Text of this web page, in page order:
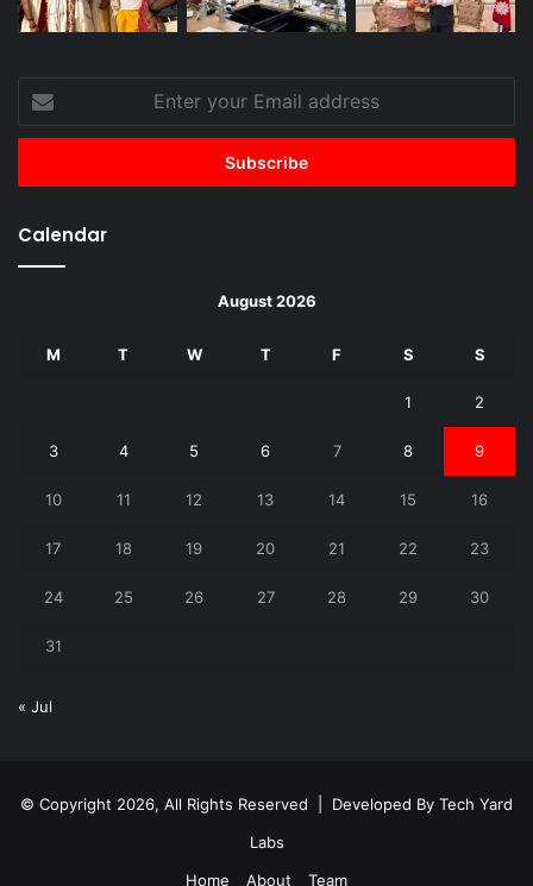
Enter
your
Email
Calendar
August 2026
M T W T F S S
1 2
3 4 5 6 7 8 9
10 11 12 13 14 15 16
17 18 19 20 21 22 23
24 25 26 27 28 29 30
31
« Jul
© Copyright 2026, All Rights Reserved | Developed By Tech Yard
Labs
Home
About Team